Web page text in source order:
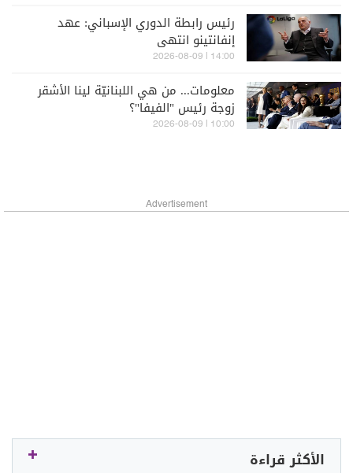
رئيس رابطة الدوري الإسباني: عهد
إنفانتينو انتهى
14:00 | 2026-08-09
معلومات... من هي اللبنانيّة لينا الأشقر
زوجة رئيس "الفيفا"؟
10:00 | 2026-08-09
Advertisement
الأكثر قراءة